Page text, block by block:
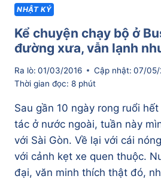
NHẬT KÝ
Kể chuyện chạy bộ ở
đường xưa, vẫn lạnh
Ra lò: 01/03/2016 Cập nhật: 07/05/
Thời gian đọc: 8 phút
Sau gần 10 ngày rong ruổi
tác ở nước ngoài, tuần này
với Sài Gòn. Về lại với cái
với cảnh kẹt xe quen thuộc.
đại, văn minh thích thật đó,